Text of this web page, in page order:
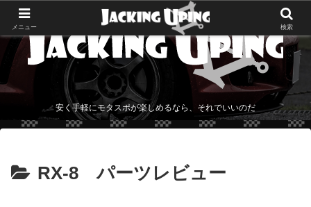
安く手軽にモタスポが楽しめるなら、それでいいのだ
RX-8 パーツレビュー
メニュー 検索